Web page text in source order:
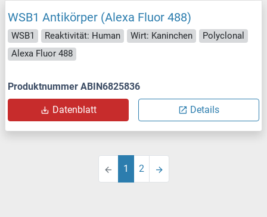
WSB1 Antikörper (Alexa Fluor 488)
WSB1 Reaktivität: Human Wirt: Kaninchen
Polyclonal
Alexa Fluor 488
Produktnummer ABIN6825836
Datenblatt Details
1 2